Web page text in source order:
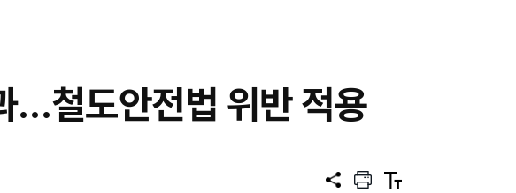
…철도안전법 위반 적용
공
프
텍